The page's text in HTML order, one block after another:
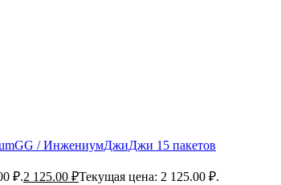
/ ИнжениумДжиДжи 15 пакетов
₽.2 125.00 ₽Текущая цена: 2 125.00 ₽.